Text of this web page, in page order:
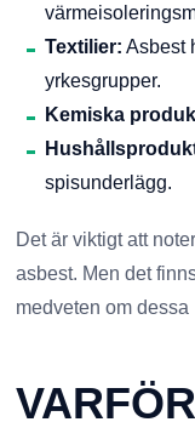
Textilier: Asbest
yrkesgrupper.
Kemiska
spisunderlägg.
Det är viktigt att
asbest. Men det
medveten om